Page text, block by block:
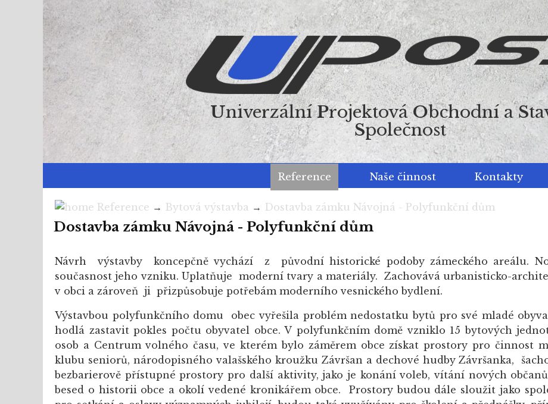
UniverzálníProjektováObchodní aS
Společnost
Reference Naše činnost Kontakty
Reference → Bytová výstavba → Dostavba zámku Návojná - Polyfunkční dům
Dostavba zámku Návojná - Polyfunkční dům
Návrh výstavby koncepčně vychází z původní historické podoby zámeckého areálu.
současnost jeho vzniku. Uplatňuje moderní tvary a materiály. Zachovává urbanisticko-
v obci a zároveň ji přizpůsobuje potřebám moderního vesnického bydlení.
Výstavbou polyfunkčního domu obec vyřešila problém nedostatku bytů pro své mladé
hodlá zastavit pokles počtu obyvatel obce. V polyfunkčním domě vzniklo 15 bytových
osob a Centrum volného času, ve kterém bylo záměrem obce získat prostory pro činnost
klubu seniorů, národopisného valašského kroužku Závršan a dechové hudby Závršanka,
bezbarierově přístupné prostory pro další aktivity, jako je konání voleb, vítání nových
besed o historii obce a okolí vedené kronikářem obce. Prostory budou dále sloužit jako